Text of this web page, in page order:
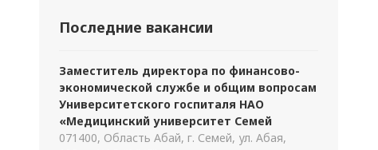
Последние вакансии
Заместитель директора по финансово-
экономической службе и общим вопросам
Университетского госпиталя НАО
«Медицинский университет Семей
071400, Область Абай, г. Семей, ул. Абая,